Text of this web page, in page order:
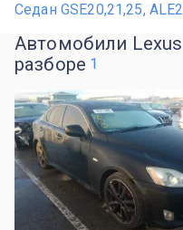
Седан GSE20,21,25,
Автомобили Lexus
разборе 1